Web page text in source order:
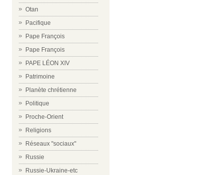
Otan
Pacifique
Pape François
Pape François
PAPE LÉON XIV
Patrimoine
Planète chrétienne
Politique
Proche-Orient
Religions
Réseaux "sociaux"
Russie
Russie-Ukraine-etc